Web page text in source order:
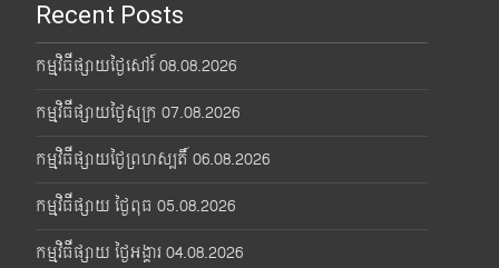
Recent Posts
កម្មវិធីផ្សាយថ្ងៃសៅរ៍ 08.08.2026
កម្មវិធីផ្សាយថ្ងៃសុក្រ 07.08.2026
កម្មវិធីផ្សាយថ្ងៃព្រហស្បតិ៍ 06.08.2026
កម្មវិធីផ្សាយ ថ្ងៃពុធ 05.08.2026
កម្មវិធីផ្សាយ ថ្ងៃអង្គារ 04.08.2026